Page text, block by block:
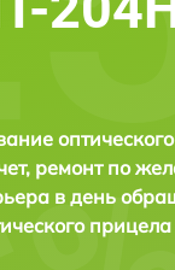
ремонт по
в день
прицела